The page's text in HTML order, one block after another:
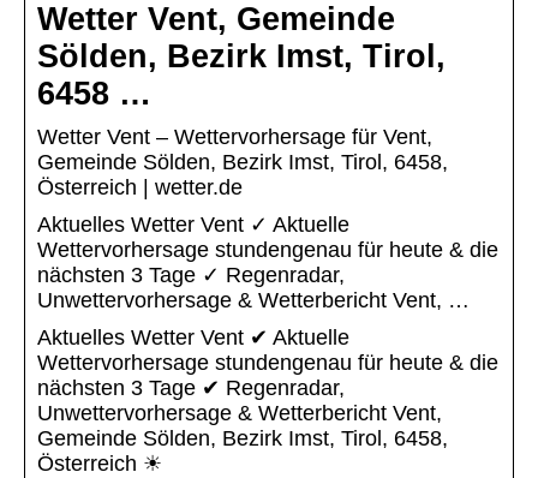
Wetter Vent, Gemeinde
Sölden, Bezirk Imst, Tirol,
6458 …
Wetter Vent – Wettervorhersage für Vent,
Gemeinde Sölden, Bezirk Imst, Tirol, 6458,
Österreich | wetter.de
Aktuelles Wetter Vent ✓ Aktuelle
Wettervorhersage stundengenau für heute & die
nächsten 3 Tage ✓ Regenradar,
Unwettervorhersage & Wetterbericht Vent, …
Aktuelles Wetter Vent ✔ Aktuelle
Wettervorhersage stundengenau für heute & die
nächsten 3 Tage ✔ Regenradar,
Unwettervorhersage & Wetterbericht Vent,
Gemeinde Sölden, Bezirk Imst, Tirol, 6458,
Österreich ☀